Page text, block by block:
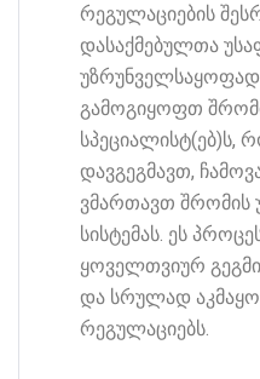
რეგულაციების
დასაქმებულთა
გამოგიყოფთ
სპეციალისტ(ებ)ს,
დავგეგმავთ,
ვმართავთ შრომის
სისტემას. ეს
ყოველთვიურ
და სრულად
რეგულაციებს.